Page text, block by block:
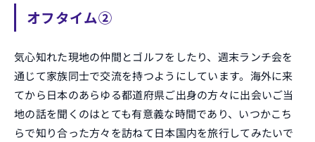
オフタイム②
気心知れた現地の仲間とゴルフをしたり、週末ランチ会を
通じて家族同士で交流を持つようにしています。海外に来
てから日本のあらゆる都道府県ご出身の方々に出会いご当
地の話を聞くのはとても有意義な時間であり、いつかこち
らで知り合った方々を訪ねて日本国内を旅行してみたいで